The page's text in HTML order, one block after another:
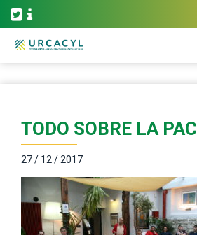
TODO SOBRE LA PAC
27 / 12 / 2017